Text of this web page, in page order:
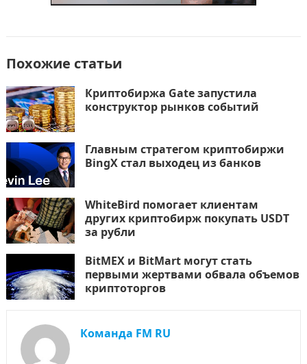
Похожие статьи
Криптобиржа Gate запустила
конструктор рынков событий
Главным стратегом криптобиржи
BingX стал выходец из банков
WhiteBird помогает клиентам
других криптобирж покупать USDT
за рубли
BitMEX и BitMart могут стать
первыми жертвами обвала объемов
криптоторгов
Команда FM RU